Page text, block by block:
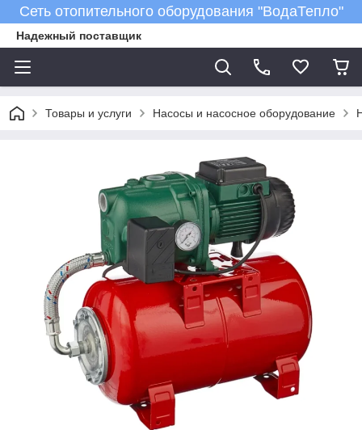
Сеть отопительного оборудования "ВодаТепло"
Надежный поставщик
Товары и услуги Насосы и насосное оборудование